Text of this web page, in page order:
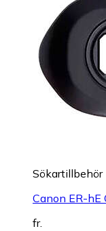
Sökartillbehör
Canon ER-hE
fr.